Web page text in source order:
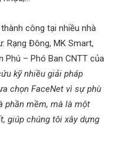
công tại nhiều nhà
Rạng Đông, MK Smart,
Phú – Phó Ban CNTT của
kỹ nhiều giải pháp
chọn FaceNet vì sự phù
phần mềm, mà là một
giúp chúng tôi xây dựng